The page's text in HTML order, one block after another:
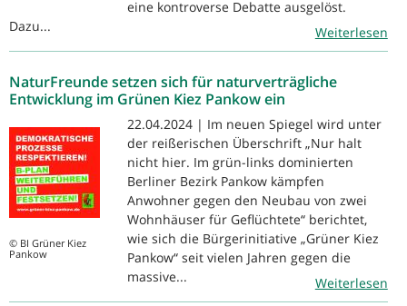
eine kontroverse Debatte ausgelöst.
Dazu...
Weiterlesen
NaturFreunde setzen sich für naturverträgliche
Entwicklung im Grünen Kiez Pankow ein
© BI Grüner Kiez
Pankow
22.04.2024 | Im neuen Spiegel wird unter
der reißerischen Überschrift „Nur halt
nicht hier. Im grün-links dominierten
Berliner Bezirk Pankow kämpfen
Anwohner gegen den Neubau von zwei
Wohnhäuser für Geflüchtete“ berichtet,
wie sich die Bürgerinitiative „Grüner Kiez
Pankow“ seit vielen Jahren gegen die
massive...
Weiterlesen